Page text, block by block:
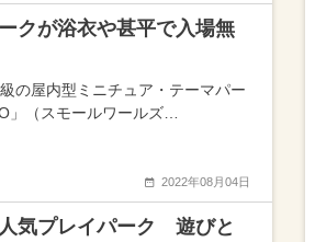
クが浴衣や甚平で入場無
の屋内型ミニチュア・テーマパー
」（スモールワールズ…
2022年08月04日
気プレイパーク 遊びと